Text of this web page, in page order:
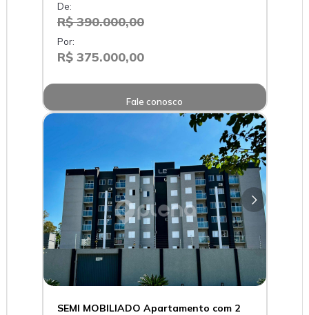
De:
R$ 390.000,00
Por:
R$ 375.000,00
Fale conosco
SEMI MOBILIADO Apartamento com 2